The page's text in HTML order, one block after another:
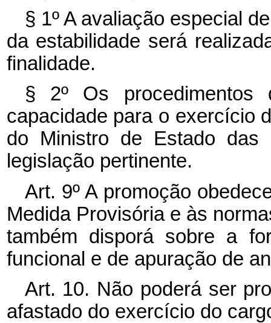
§ 1º A avaliação especial
da estabilidade será
finalidade.
§ 2º Os
capacidade para o exercício
do Ministro de Estado das
legislação pertinente.
Art. 9º A promoção
Medida Provisória e às
também disporá sobre a
funcional e de apuração de
Art. 10. Não poderá ser
afastado do exercício do